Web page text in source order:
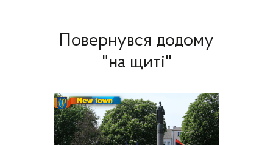
Повернувся додому
"на щиті"